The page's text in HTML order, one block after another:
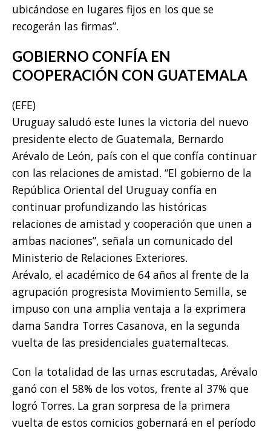
ubicándose en lugares fijos en los que se
recogerán las firmas”.
GOBIERNO CONFÍA EN
COOPERACIÓN CON GUATEMALA
(EFE)
Uruguay saludó este lunes la victoria del nuevo
presidente electo de Guatemala, Bernardo
Arévalo de León, país con el que confía continuar
con las relaciones de amistad. “El gobierno de la
República Oriental del Uruguay confía en
continuar profundizando las históricas
relaciones de amistad y cooperación que unen a
ambas naciones”, señala un comunicado del
Ministerio de Relaciones Exteriores.
Arévalo, el académico de 64 años al frente de la
agrupación progresista Movimiento Semilla, se
impuso con una amplia ventaja a la exprimera
dama Sandra Torres Casanova, en la segunda
vuelta de las presidenciales guatemaltecas.
Con la totalidad de las urnas escrutadas, Arévalo
ganó con el 58% de los votos, frente al 37% que
logró Torres. La gran sorpresa de la primera
vuelta de estos comicios gobernará en el período